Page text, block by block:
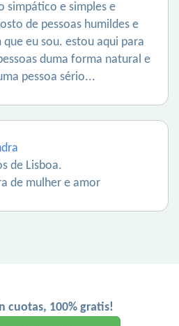
simpático e simples e
de pessoas humildes e
eu sou. estou aqui para
duma forma natural e
pessoa sério...
de Lisboa.
de mulher e amor
cuotas, 100% gratis!